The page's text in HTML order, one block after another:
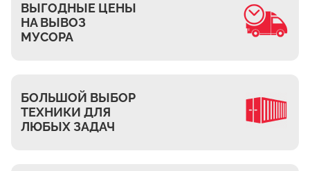
Октябрьский
Малаховка
Жилино-1
Пехорка
ВЫГОДНЫЕ ЦЕНЫ
НА ВЫВОЗ
МУСОРА
БОЛЬШОЙ ВЫБОР
ТЕХНИКИ ДЛЯ
ЛЮБЫХ ЗАДАЧ